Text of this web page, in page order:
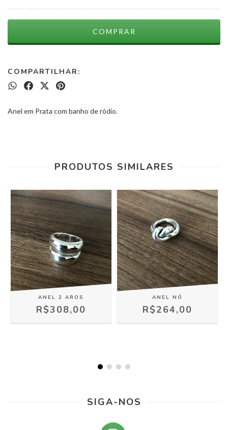
COMPARTILHAR:
Anel em Prata com banho de ródio.
PRODUTOS SIMILARES
ANEL 2 AROS
R$308,00
ANEL NÓ
R$264,00
SIGA-NOS